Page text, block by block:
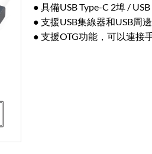
● 具備USB Type-C 2埠 /
● 支援USB集線器和USB周
● 支援OTG功能，可以連接